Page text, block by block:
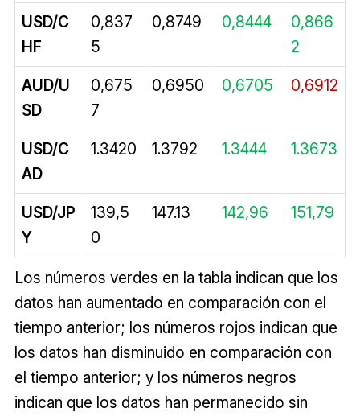
USD/C
HF
0,837
5
0,8749 0,8444
0,866
2
AUD/U
SD
0,675
7
0,6950 0,6705 0,6912
USD/C
AD
1.3420 1.3792 1.3444 1.3673
USD/JP
Y
139,5
0
147.13 142,96 151,79
Los números verdes en la tabla indican que los
datos han aumentado en comparación con el
tiempo anterior; los números rojos indican que
los datos han disminuido en comparación con
el tiempo anterior; y los números negros
indican que los datos han permanecido sin